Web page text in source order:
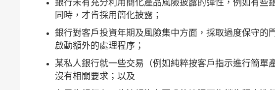
銀行未有充分利用簡化產品風險披露的彈性，例如有些
同時，才肯採用簡化披露；
銀行對客戶投資年期及風險集中方面，採取過度保守的
啟動額外的處理程序；
某私人銀行就一些交易（例如純粹按客戶指示進行簡
沒有相關要求；以及